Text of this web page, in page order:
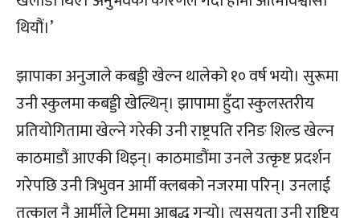
थियौं।’
झापाका अनुजाले कबड्डी खेल्न थालेको १० वर्ष भयो। सुरूमा
उनी स्कुलमा कबड्डी खेल्थिन्। झापामा हुँदा स्कुलस्तरीय
प्रतियोगितामा खेल्ने गरेकी उनी राष्ट्रपति रनिङ शिल्ड खेल्न
काठमाडौं आएकी थिइन्। काठमाडौंमा उनले उत्कृष्ट प्रदर्शन
गरेपछि उनी त्रिभुवन आर्मी क्लबको नजरमा परिन्। उनलाई